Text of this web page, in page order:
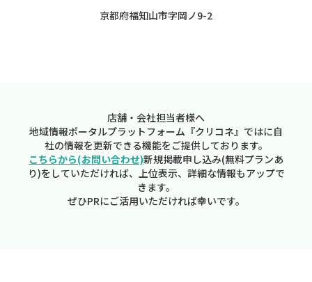
京都府福知山市字岡ノ9-2
店舗・会社担当者様へ
地域情報ポータルプラットフォーム『クリコネ』ではに自
社の情報を更新できる機能をご提供しております。
こちらから(お問い合わせ)新規掲載申し込み(無料プランあ
り)をしていただければ、上位表示、詳細な情報もアップで
きます。
ぜひPRにご活用いただければ幸いです。